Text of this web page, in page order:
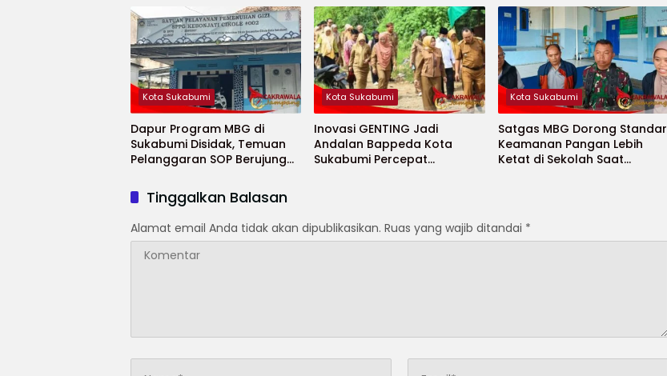
Cepat
Kota Sukabumi
Dapur Program MBG di
Sukabumi Disidak, Temuan
Pelanggaran SOP Berujung
Kota Sukabumi
Inovasi GENTING Jadi
Andalan Bappeda Kota
Sukabumi Percepat
Kota Sukabumi
Satgas MBG Dorong Standar
Keamanan Pangan Lebih
Ketat di Sekolah Saat
Tinggalkan Balasan
Alamat email Anda tidak akan dipublikasikan. Ruas yang wajib ditandai *